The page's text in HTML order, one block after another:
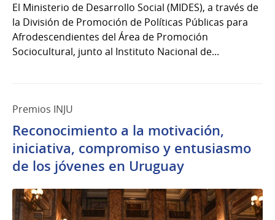
El Ministerio de Desarrollo Social (MIDES), a través de
la División de Promoción de Políticas Públicas para
Afrodescendientes del Área de Promoción
Sociocultural, junto al Instituto Nacional de...
Premios INJU
Reconocimiento a la motivación,
iniciativa, compromiso y entusiasmo
de los jóvenes en Uruguay